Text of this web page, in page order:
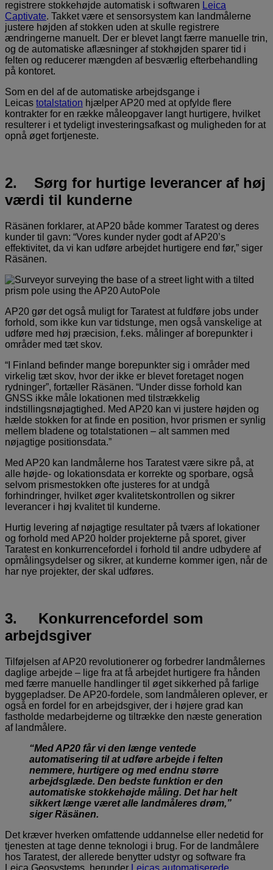
registrere stokkehøjde automatisk i softwaren Leica
Captivate. Takket være et sensorsystem kan landmålerne
justere højden af stokken uden at skulle registrere
ændringerne manuelt. Der er blevet langt færre manuelle trin,
og de automatiske aflæsninger af stokhøjden sparer tid i
felten og reducerer mængden af besværlig efterbehandling
på kontoret.
Som en del af de automatiske arbejdsgange i
Leicas totalstation hjælper AP20 med at opfylde flere
kontrakter for en række måleopgaver langt hurtigere, hvilket
resulterer i et tydeligt investeringsafkast og muligheden for at
opnå øget fortjeneste.
2. Sørg for hurtige leverancer af høj
værdi til kunderne
Räsänen forklarer, at AP20 både kommer Taratest og deres
kunder til gavn: “Vores kunder nyder godt af AP20’s
effektivitet, da vi kan udføre arbejdet hurtigere end før,” siger
Räsänen.
AP20 gør det også muligt for Taratest at fuldføre jobs under
forhold, som ikke kun var tidstunge, men også vanskelige at
udføre med høj præcision, f.eks. målinger af borepunkter i
områder med tæt skov.
“I Finland befinder mange borepunkter sig i områder med
virkelig tæt skov, hvor der ikke er blevet foretaget nogen
rydninger”, fortæller Räsänen. “Under disse forhold kan
GNSS ikke måle lokationen med tilstrækkelig
indstillingsnøjagtighed. Med AP20 kan vi justere højden og
hælde stokken for at finde en position, hvor prismen er synlig
mellem bladene og totalstationen – alt sammen med
nøjagtige positionsdata.”
Med AP20 kan landmålerne hos Taratest være sikre på, at
alle højde- og lokationsdata er korrekte og sporbare, også
selvom prismestokken ofte justeres for at undgå
forhindringer, hvilket øger kvalitetskontrollen og sikrer
leverancer i høj kvalitet til kunderne.
Hurtig levering af nøjagtige resultater på tværs af lokationer
og forhold med AP20 holder projekterne på sporet, giver
Taratest en konkurrencefordel i forhold til andre udbydere af
opmålingsydelser og sikrer, at kunderne kommer igen, når de
har nye projekter, der skal udføres.
3. Konkurrencefordel som
arbejdsgiver
Tilføjelsen af AP20 revolutionerer og forbedrer landmålernes
daglige arbejde – lige fra at få arbejdet hurtigere fra hånden
med færre manuelle handlinger til øget sikkerhed på farlige
byggepladser. De AP20-fordele, som landmåleren oplever, er
også en fordel for en arbejdsgiver, der i højere grad kan
fastholde medarbejderne og tiltrække den næste generation
af landmålere.
“Med AP20 får vi den længe ventede
automatisering til at udføre arbejde i felten
nemmere, hurtigere og med endnu større
arbejdsglæde. Den bedste funktion er den
automatiske stokkehøjde måling. Det har helt
sikkert længe været alle landmåleres drøm,”
siger Räsänen.
Det kræver hverken omfattende uddannelse eller nedetid for
tjenesten at tage denne teknologi i brug. For de landmålere
hos Taratest, der allerede benytter udstyr og software fra
Leica Geosystems, herunder Leicas automatiserede